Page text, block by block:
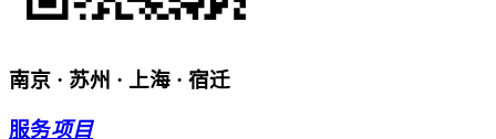
南京 · 苏州 · 上海 · 宿迁
服务项目